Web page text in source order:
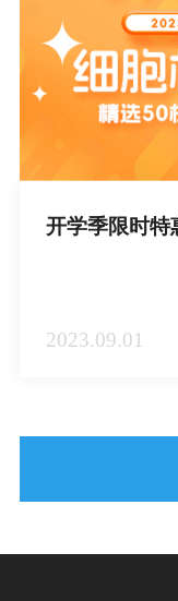
开学季限时特
2023.09.01